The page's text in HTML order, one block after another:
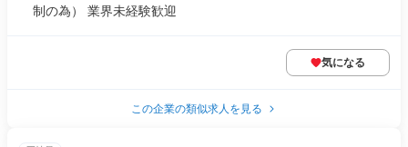
制の為） 業界未経験歓迎
気になる
この企業の類似求人を見る